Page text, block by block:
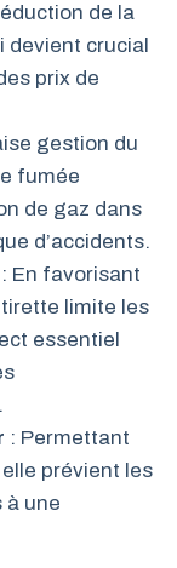
de la
devient crucial
prix de
gestion du
fumée
de gaz dans
d’accidents.
: En favorisant
limite les
essentiel
: Permettant
prévient les
à une